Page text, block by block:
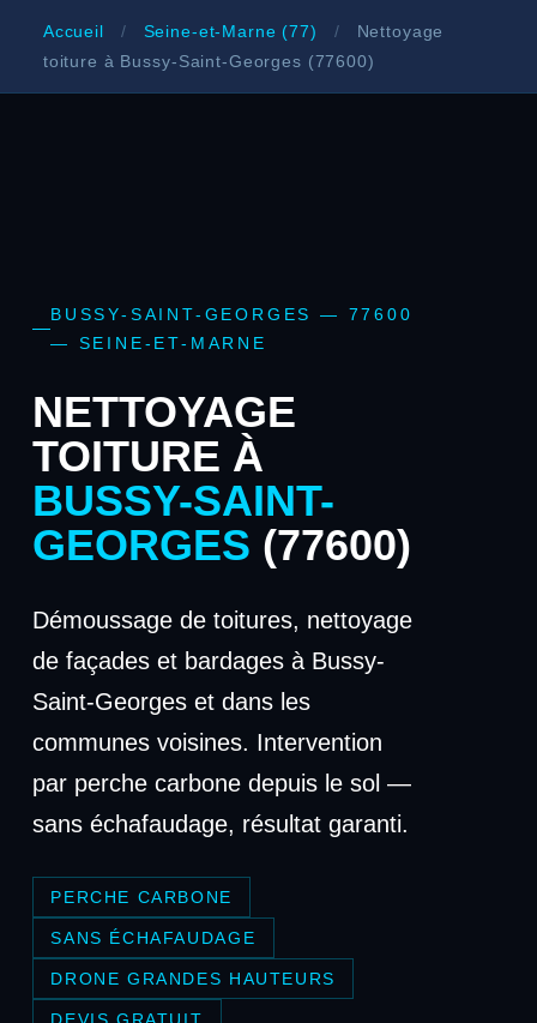
Accueil / Seine-et-Marne (77) /
Nettoyage
toiture à Bussy-Saint-Georges (77600)
BUSSY-SAINT-GEORGES — 77600
— SEINE-ET-MARNE
NETTOYAGE
TOITURE À
BUSSY-SAINT-
GEORGES (77600)
Démoussage de toitures, nettoyage
de façades et bardages à Bussy-
Saint-Georges et dans les
communes voisines. Intervention
par perche carbone depuis le sol —
sans échafaudage, résultat garanti.
PERCHE CARBONE
SANS ÉCHAFAUDAGE
DRONE GRANDES HAUTEURS
DEVIS GRATUIT